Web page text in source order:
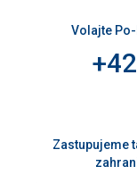
Volajte
Zastupujeme